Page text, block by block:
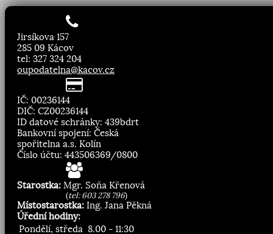
Jirsíkova 157
285 09 Kácov
tel: 327 324 204
oupodatelna@kacov.cz
IČ: 00236144
DIČ: CZ00236144
ID datové schránky: 439bdrt
Bankovní spojení: Česká
spořitelna a.s. Kolín
Číslo účtu: 443506369/0800
Starostka: Mgr. Soňa Křenová
(tel: 603 278 796)
Místostarostka: Ing. Jana Pěkná
Úřední hodiny:
Pondělí, středa 8.00 - 11:30